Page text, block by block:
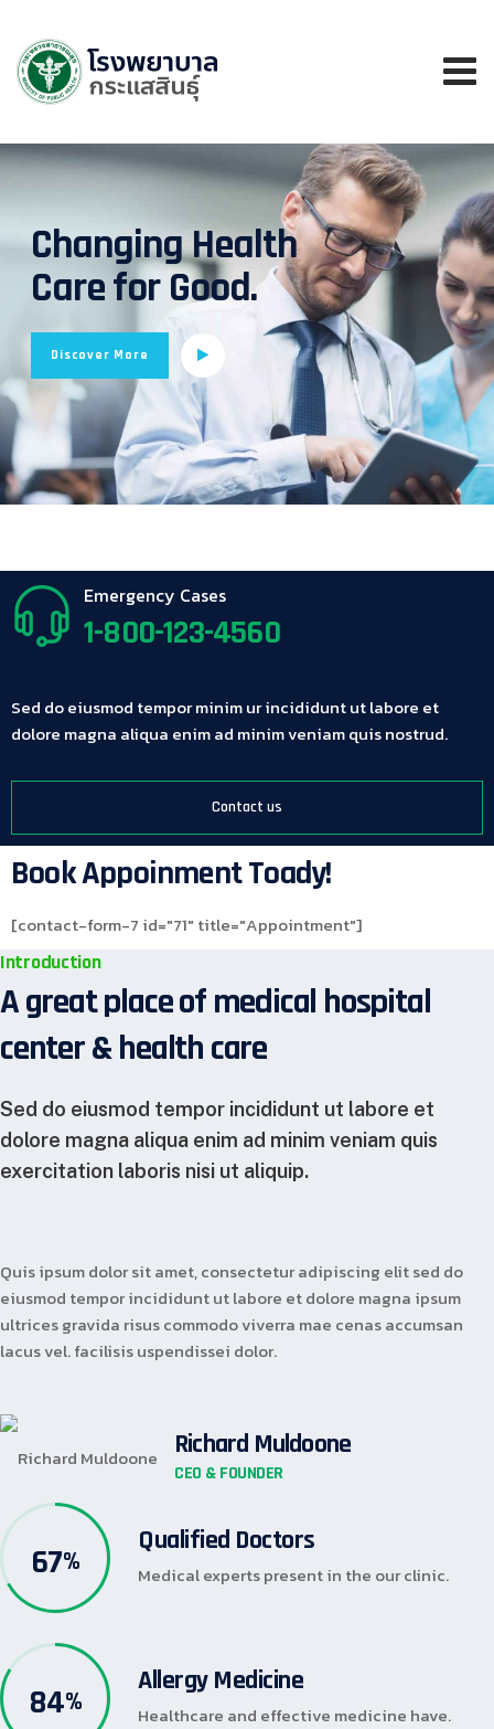
Changing Health
Care for Good.
Discover More
Emergency Cases
1-800-123-4560
Sed do eiusmod tempor minim ur incididunt ut labore et
dolore magna aliqua enim ad minim veniam quis nostrud.
Contact us
Book Appoinment Toady!
[contact-form-7 id="71" title="Appointment"]
Introduction
A great place of medical hospital
center & health care
Sed do eiusmod tempor incididunt ut labore et
dolore magna aliqua enim ad minim veniam quis
exercitation laboris nisi ut aliquip.
Quis ipsum dolor sit amet, consectetur adipiscing elit sed do
eiusmod tempor incididunt ut labore et dolore magna ipsum
ultrices gravida risus commodo viverra mae cenas accumsan
lacus vel. facilisis uspendissei dolor.
Richard Muldoone
CEO & FOUNDER
67%
Qualified Doctors
Medical experts present in the our clinic.
84%
Allergy Medicine
Healthcare and effective medicine have.